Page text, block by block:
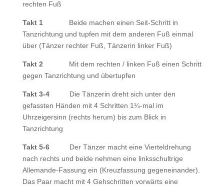
rechten Fuß
Takt 1Beide machen einen Seit-Schritt in
Tanzrichtung und tupfen mit dem anderen Fuß einmal
über (Tänzer rechter Fuß, Tänzerin linker Fuß)
Takt 2 Mit dem rechten / linken Fuß einen Schritt
gegen Tanzrichtung und übertupfen
Takt 3-4Die Tänzerin dreht sich unter den
gefassten Händen mit 4 Schritten 1¼-mal im
Uhrzeigersinn (rechts herum) bis zum Blick in
Tanzrichtung
Takt 5-6Der Tänzer macht eine Vierteldrehung
nach rechts und beide nehmen eine linksschultrige
Allemande-Fassung ein (Kreuzfassung gegeneinander).
Das Paar macht mit 4 Gehschritten vorwärts eine